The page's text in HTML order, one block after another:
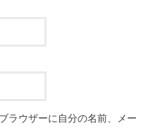
ラウザーに自分の名前、メー